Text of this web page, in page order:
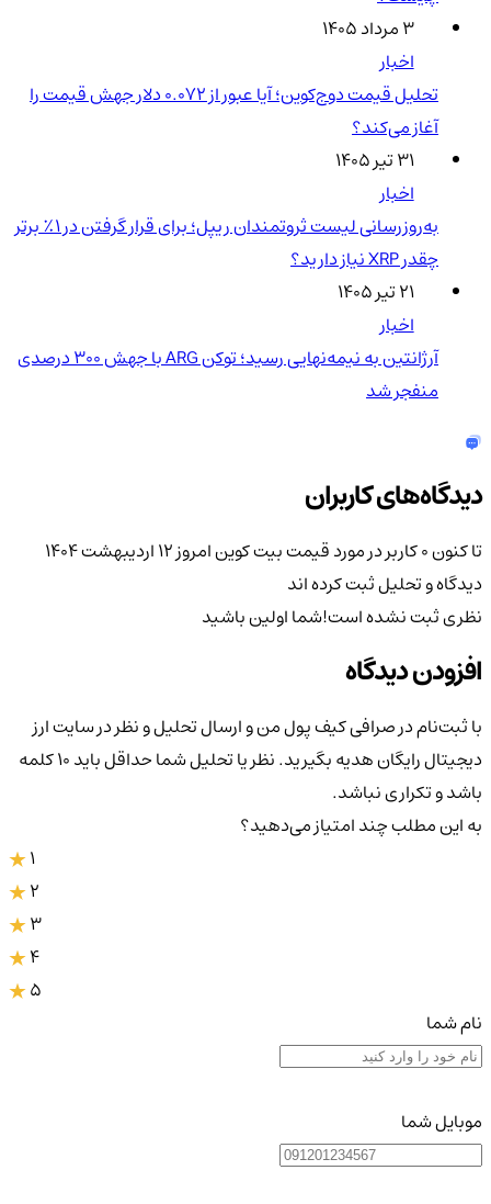
۳ مرداد ۱۴۰۵
اخبار
تحلیل قیمت دوج‌کوین؛ آیا عبور از ۰.۰۷۲ دلار جهش قیمت را
آغاز می‌کند؟
۳۱ تیر ۱۴۰۵
اخبار
به‌روزرسانی لیست ثروتمندان ریپل؛ برای قرار گرفتن در ۱٪ برتر
چقدر XRP نیاز دارید؟
۲۱ تیر ۱۴۰۵
اخبار
آرژانتین به نیمه‌نهایی رسید؛ توکن ARG با جهش ۳۰۰ درصدی
منفجر شد
دیدگاه‌های کاربران
تا کنون 0 کاربر در مورد
قیمت بیت کوین امروز ۱۲ اردیبهشت ۱۴۰۴
دیدگاه و تحلیل ثبت کرده اند
نظری ثبت نشده است!شما اولین باشید
افزودن دیدگاه
با ثبت‌نام در صرافی کیف پول من و ارسال تحلیل و نظر در سایت ارز
دیجیتال رایگان هدیه بگیرید. نظر یا تحلیل شما حداقل باید ۱۰ کلمه
باشد و تکراری نباشد.
به این مطلب چند امتیاز می‌دهید؟
3
4
5
نام شما
موبایل شما